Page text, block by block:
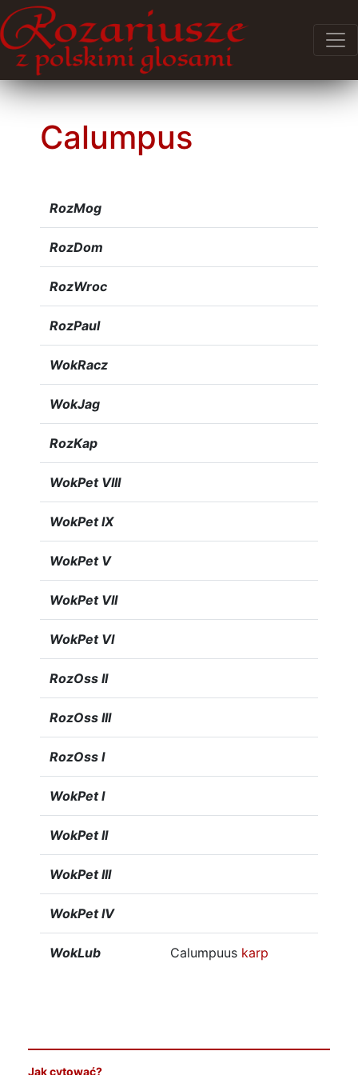
Calumpus
RozMog
RozDom
RozWroc
RozPaul
WokRacz
WokJag
RozKap
WokPet VIII
WokPet IX
WokPet V
WokPet VII
WokPet VI
RozOss II
RozOss III
RozOss I
WokPet I
WokPet II
WokPet III
WokPet IV
WokLub Calumpuus karp
Jak cytować?